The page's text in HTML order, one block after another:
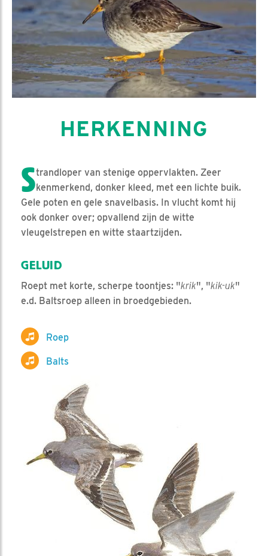
HERKENNING
Strandloper van stenige oppervlakten. Zeer
kenmerkend, donker kleed, met een lichte buik.
Gele poten en gele snavelbasis. In vlucht komt hij
ook donker over; opvallend zijn de witte
vleugelstrepen en witte staartzijden.
GELUID
Roept met korte, scherpe toontjes: "krik", "kik-uk"
e.d. Baltsroep alleen in broedgebieden.
Roep
Balts